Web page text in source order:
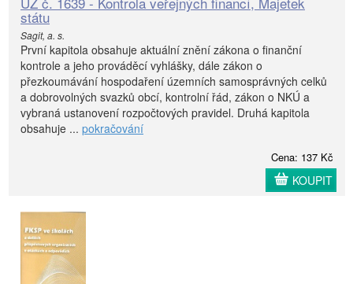
státu
Sagit, a. s.
První kapitola obsahuje aktuální znění zákona o finanční
kontrole a jeho prováděcí vyhlášky, dále zákon o
přezkoumávání hospodaření územních samosprávných celků
a dobrovolných svazků obcí, kontrolní řád, zákon o NKÚ a
vybraná ustanovení rozpočtových pravidel. Druhá kapitola
obsahuje ... pokračování
Cena: 137 Kč
KOUPIT